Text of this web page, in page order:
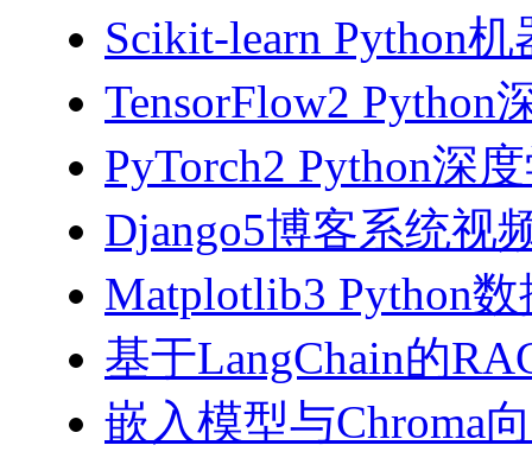
Scikit-learn Python
TensorFlow2 Python
PyTorch2 Python深
Django5博客系统视
Matplotlib3 Python
基于LangChain的
嵌入模型与Chroma